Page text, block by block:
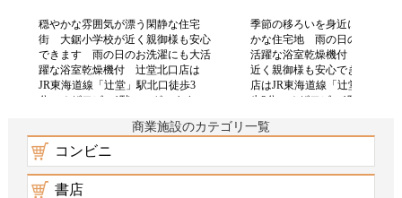
商業施設のカテゴリ一覧
コンビニ
書店